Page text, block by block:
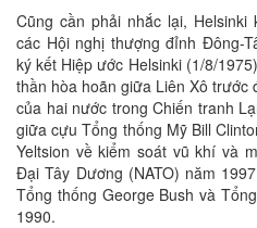
Cũng cần phải nhắc lại,
các Hội nghị thượng đỉnh Đông-
ký kết Hiệp ước Helsinki (1/8/
thần hòa hoãn giữa Liên Xô trước
của hai nước trong Chiến tranh
giữa cựu Tổng thống Mỹ Bill
Yeltsion về kiểm soát vũ khí và
Đại Tây Dương (NATO) năm
Tổng thống George Bush và
1990.